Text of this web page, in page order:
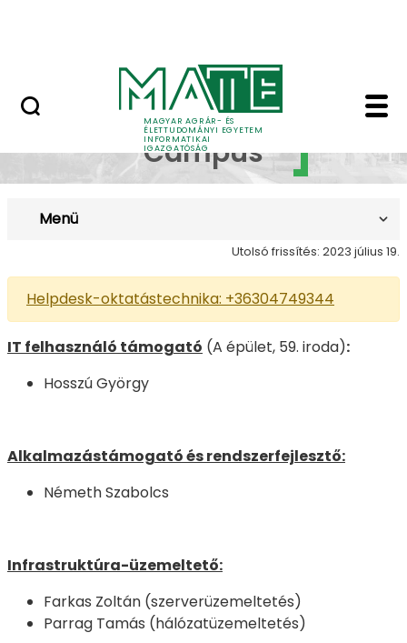
MAGYAR AGRÁR- ÉS
ÉLETTUDOMÁNYI EGYETEM
INFORMATIKAI
IGAZGATÓSÁG
Georgikon Campus -
Georgikon
Campus
Menü
Utolsó frissítés: 2023 július 19.
Helpdesk-oktatástechnika: +36304749344
IT felhasználó támogató (A épület, 59. iroda):
Hosszú György
Alkalmazástámogató és rendszerfejlesztő:
Németh Szabolcs
Infrastruktúra-üzemeltető:
Farkas Zoltán (szerverüzemeltetés)
Parrag Tamás (hálózatüzemeltetés)